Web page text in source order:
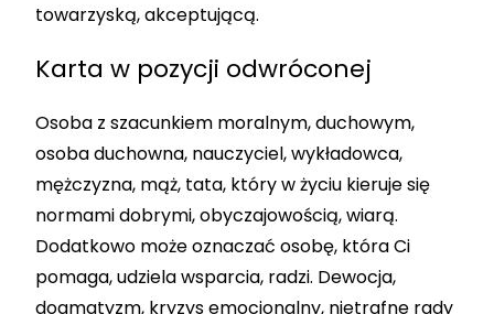
towarzyską, akceptującą.
Karta w pozycji odwróconej
Osoba z szacunkiem moralnym, duchowym,
osoba duchowna, nauczyciel, wykładowca,
mężczyzna, mąż, tata, który w życiu kieruje się
normami dobrymi, obyczajowością, wiarą.
Dodatkowo może oznaczać osobę, która Ci
pomaga, udziela wsparcia, radzi. Dewocja,
dogmatyzm, kryzys emocjonalny, nietrafne rady